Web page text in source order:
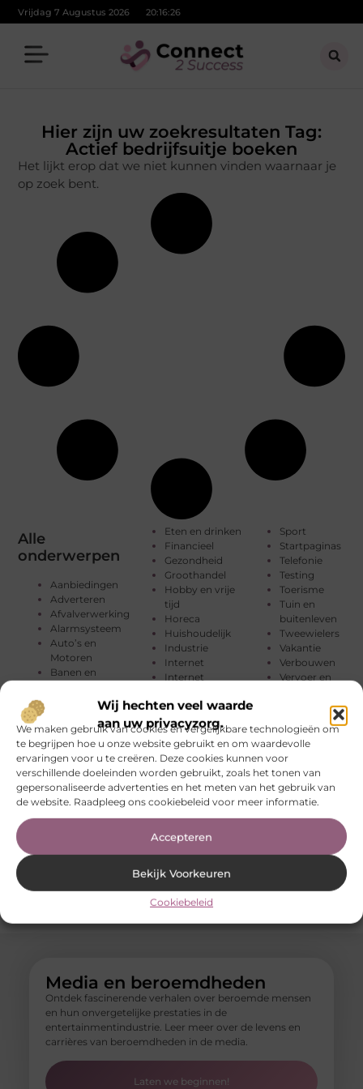
Wij hechten veel waarde
aan uw privacyzorg.
We maken gebruik van cookies en vergelijkbare technologieën om
te begrijpen hoe u onze website gebruikt en om waardevolle
ervaringen voor u te creëren. Deze cookies kunnen voor
verschillende doeleinden worden gebruikt, zoals het tonen van
gepersonaliseerde advertenties en het meten van het gebruik van
de website. Raadpleeg ons cookiebeleid voor meer informatie.
Accepteren
Bekijk Voorkeuren
Cookiebeleid
Vrijdag 7 Augustus 2026 20:16:26
Hier zijn uw zoekresultaten Tag:
Actief bedrijfsuitje boeken
Het lijkt erop dat we niet kunnen vinden waarnaar je
op zoek bent.
Alle
onderwerpen
Aanbiedingen
Adverteren
Afvalverwerking
Alarmsysteem
Auto’s en
Motoren
Banen en
Beauty en
Bedrijven
Bloemen
Blog
Boeken en
Tijdschriften
Cadeau
Dienstverlening
Entertainment
Eten en drinken
Financieel
Gezondheid
Groothandel
Hobby en vrije
tijd
Horeca
Huishoudelijk
Industrie
Internet
Internet
Kinderen
Management
Marketing
Media
Meubels
MKB
Mode en
Kleding
Particuliere
dienstverlening
Rechten
Relatie
Sport
Startpaginas
Telefonie
Testing
Toerisme
Tuin en
buitenleven
Tweewielers
Vakantie
Verbouwen
Vervoer en
Webdesign
Winkelen
Woning en Tuin
Woningen
Zakelijk
Zakelijke
dienstverlening
Media en beroemdheden
Ontdek fascinerende verhalen over beroemde mensen
en hun onvergetelijke prestaties in de
entertainmentindustrie. Leer meer over de levens en
carrières van beroemdheden in de media.
Laten we beginnen!